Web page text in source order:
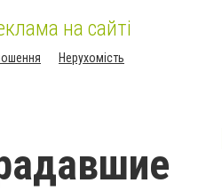
на сайті
Нерухомість